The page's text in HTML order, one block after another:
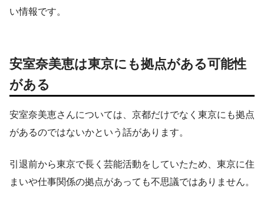
い情報です。
安室奈美恵は東京にも拠点がある可能性
がある
安室奈美恵さんについては、京都だけでなく東京にも拠点
があるのではないかという話があります。
引退前から東京で長く芸能活動をしていたため、東京に住
まいや仕事関係の拠点があっても不思議ではありません。